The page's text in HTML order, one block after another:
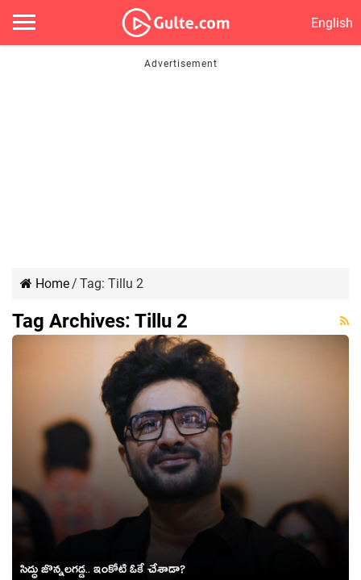
English
Home/ Tag: Tillu 2
Tag Archives: Tillu 2
సిద్ధు జొన్నలగడ్డ.. ఇంకోటి ఓకే చేశాడా?